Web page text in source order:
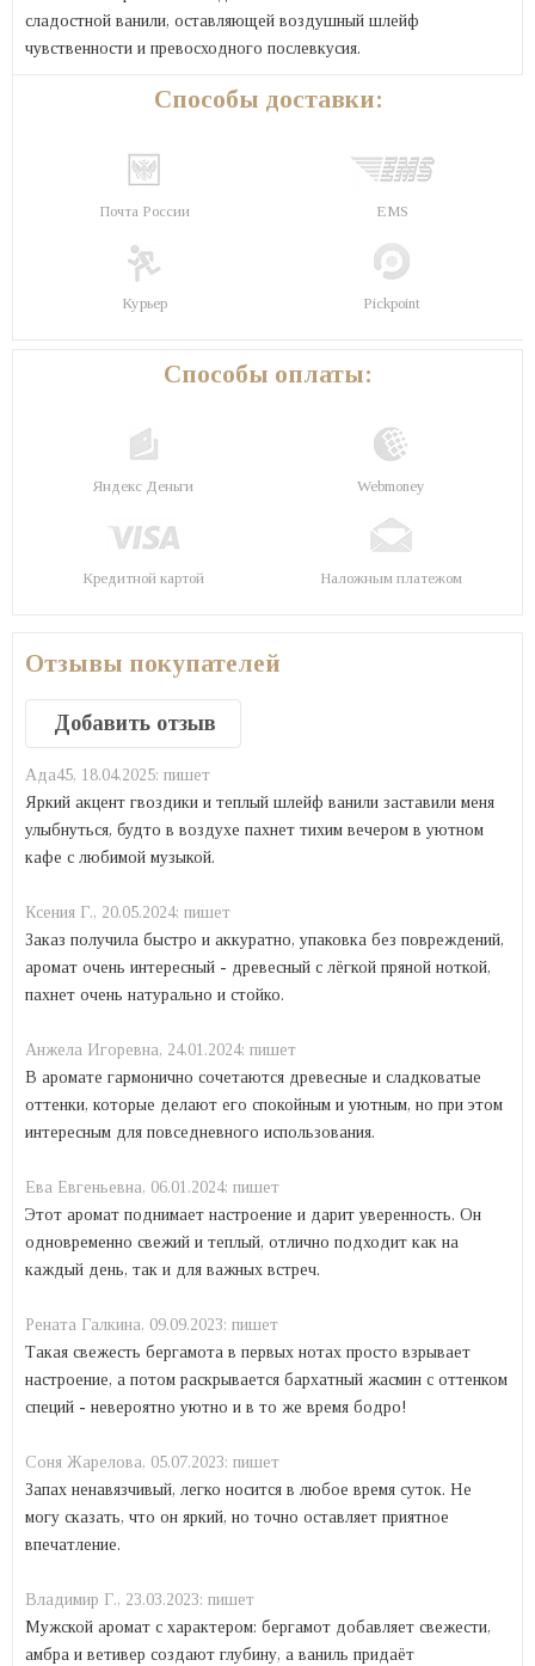
сладостной ванили, оставляющей воздушный шлейф
чувственности и превосходного послевкусия.
Способы доставки:
Почта России EMS
Курьер Pickpoint
Способы оплаты:
Яндекс Деньги Webmoney
Кредитной картой Наложным платежом
Отзывы покупателей
Добавить отзыв
Ада45, 18.04.2025: пишет
Яркий акцент гвоздики и теплый шлейф ванили заставили меня
улыбнуться, будто в воздухе пахнет тихим вечером в уютном
кафе с любимой музыкой.
Ксения Г., 20.05.2024: пишет
Заказ получила быстро и аккуратно, упаковка без повреждений,
аромат очень интересный - древесный с лёгкой пряной ноткой,
пахнет очень натурально и стойко.
Анжела Игоревна, 24.01.2024: пишет
В аромате гармонично сочетаются древесные и сладковатые
оттенки, которые делают его спокойным и уютным, но при этом
интересным для повседневного использования.
Ева Евгеньевна, 06.01.2024: пишет
Этот аромат поднимает настроение и дарит уверенность. Он
одновременно свежий и теплый, отлично подходит как на
каждый день, так и для важных встреч.
Рената Галкина, 09.09.2023: пишет
Такая свежесть бергамота в первых нотах просто взрывает
настроение, а потом раскрывается бархатный жасмин с оттенком
специй - невероятно уютно и в то же время бодро!
Соня Жарелова, 05.07.2023: пишет
Запах ненавязчивый, легко носится в любое время суток. Не
могу сказать, что он яркий, но точно оставляет приятное
впечатление.
Владимир Г., 23.03.2023: пишет
Мужской аромат с характером: бергамот добавляет свежести,
амбра и ветивер создают глубину, а ваниль придаёт